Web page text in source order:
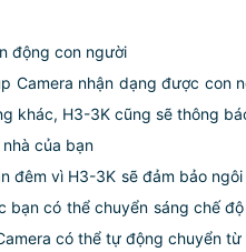
động con người
Camera nhận dạng được
khác, H3-3K cũng sẽ thông
của bạn
đêm vì H3-3K sẽ đảm bảo
có thể chuyển sáng chế
có thể tự động chuyển